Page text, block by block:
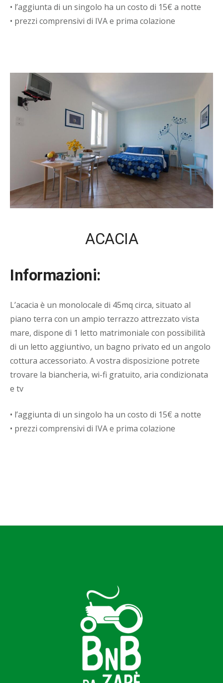
• l’aggiunta di un singolo ha un costo di 15€ a notte
• prezzi comprensivi di IVA e prima colazione
ACACIA
Informazioni:
L’acacia è un monolocale di 45mq circa, situato al
piano terra con un ampio terrazzo attrezzato vista
mare, dispone di 1 letto matrimoniale con possibilità
di un letto aggiuntivo, un bagno privato ed un angolo
cottura accessoriato. A vostra disposizione potrete
trovare la biancheria, wi-fi gratuito, aria condizionata
e tv
• l’aggiunta di un singolo ha un costo di 15€ a notte
• prezzi comprensivi di IVA e prima colazione